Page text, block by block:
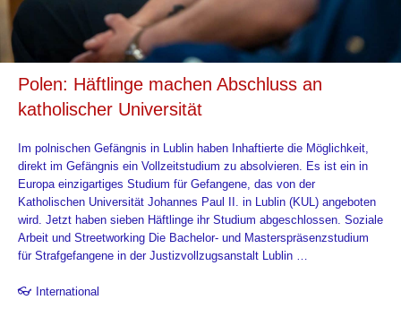
Polen: Häftlinge machen Abschluss an
katholischer Universität
Im polnischen Gefängnis in Lublin haben Inhaftierte die Möglichkeit,
direkt im Gefängnis ein Vollzeitstudium zu absolvieren. Es ist ein in
Europa einzigartiges Studium für Gefangene, das von der
Katholischen Universität Johannes Paul II. in Lublin (KUL) angeboten
wird. Jetzt haben sieben Häftlinge ihr Studium abgeschlossen. Soziale
Arbeit und Streetworking Die Bachelor- und Masterspräsenzstudium
für Strafgefangene in der Justizvollzugsanstalt Lublin …
👓 International